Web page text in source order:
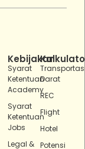
Kebijakan
Syarat
Ketentuan
Academy
Syarat
Ketentuan
Jobs
Legal &
Darat
REC
Flight
Hotel
Potensi